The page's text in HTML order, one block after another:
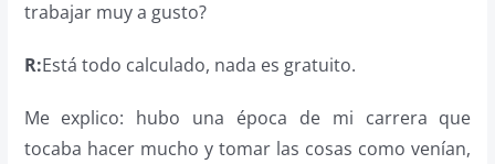
trabajar muy a gusto?
R:Está todo calculado, nada es gratuito.
Me explico: hubo una época de mi carrera que
tocaba hacer mucho y tomar las cosas como venían,